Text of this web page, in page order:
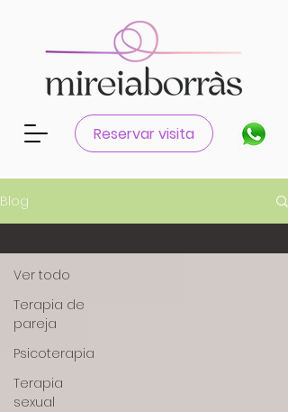
Reservar visita
Blog
Ver todo
Terapia de
pareja
Psicoterapia
Terapia
sexual